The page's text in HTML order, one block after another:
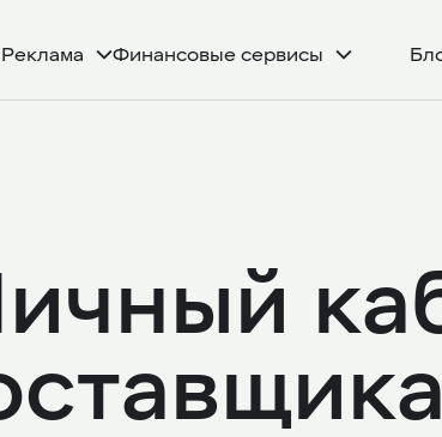
Реклама Финансовые сервисы